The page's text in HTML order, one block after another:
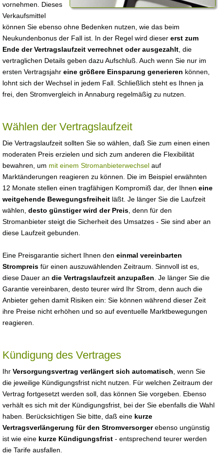
vornehmen. Dieses
Verkaufsmittel
können Sie ebenso ohne Bedenken nutzen, wie das beim
Neukundenbonus der Fall ist. In der Regel wird dieser erst zum
Ende der Vertragslaufzeit verrechnet oder ausgezahlt , die
vertraglichen Details geben dazu Aufschluß. Auch wenn Sie nur im
ersten Vertragsjahr eine größere Einsparung generieren können,
lohnt sich der Wechsel in jedem Fall. Schließlich steht es Ihnen ja
frei, den Stromvergleich in Annaburg regelmäßig zu nutzen.
Wählen der Vertragslaufzeit
Die Vertragslaufzeit sollten Sie so wählen, daß Sie zum einen einen
moderaten Preis erzielen und sich zum anderen die Flexibilität
bewahren, um mit einem Stromanbieterwechsel auf
Marktänderungen reagieren zu können. Die im Beispiel erwähnten
12 Monate stellen einen tragfähigen Kompromiß dar, der Ihnen eine
weitgehende Bewegungsfreiheit läßt. Je länger Sie die Laufzeit
wählen, desto günstiger wird der Preis , denn für den
Stromanbieter steigt die Sicherheit des Umsatzes - Sie sind aber an
diese Laufzeit gebunden.
Eine Preisgarantie sichert Ihnen den einmal vereinbarten
Strompreis für einen auszuwählenden Zeitraum. Sinnvoll ist es,
diese Dauer an die Vertragslaufzeit anzupaßen . Je länger Sie die
Garantie vereinbaren, desto teurer wird Ihr Strom, denn auch die
Anbieter gehen damit Risiken ein: Sie können während dieser Zeit
ihre Preise nicht erhöhen und so auf eventuelle Marktbewegungen
reagieren.
Kündigung des Vertrages
Ihr Versorgungsvertrag verlängert sich automatisch , wenn Sie
die jeweilige Kündigungsfrist nicht nutzen. Für welchen Zeitraum der
Vertrag fortgesetzt werden soll, das können Sie vorgeben. Ebenso
verhält es sich mit der Kündigungsfrist, bei der Sie ebenfalls die Wahl
haben. Berücksichtigen Sie bitte, daß eine kurze
Vertragsverlängerung für den Stromversorgerebenso ungünstig
ist wie eine kurze Kündigungsfrist - entsprechend teurer werden
die Tarife ausfallen.